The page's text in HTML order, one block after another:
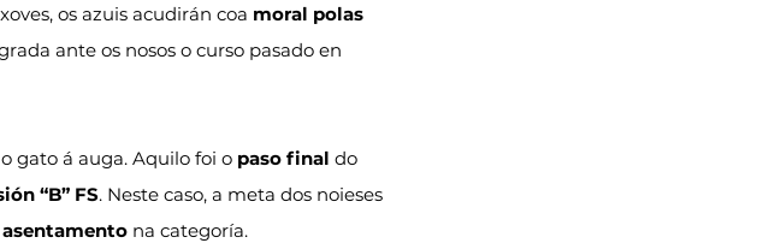
os azuis acudirán coa moral polas
ante os nosos o curso pasado en
gato á auga. Aquilo foi o paso final do
“B” FS. Neste caso, a meta dos noieses
asentamento na categoría.